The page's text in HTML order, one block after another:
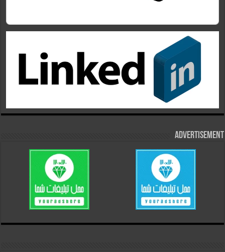
Advertisement